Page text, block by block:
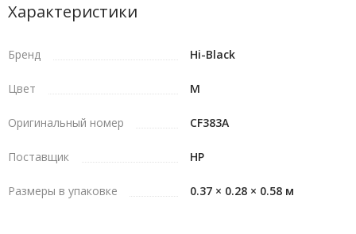
Характеристики
Бренд Hi-Black
Цвет M
Оригинальный номер CF383A
Поставщик HP
Размеры в упаковке 0.37 × 0.28 × 0.58 м